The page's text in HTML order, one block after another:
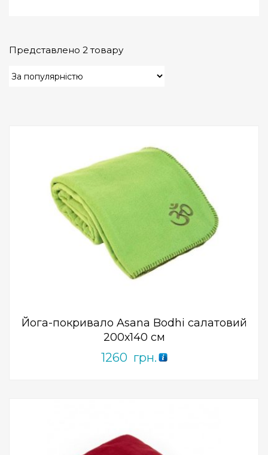
Представлено 2 товару
Йога-покривало Asana Bodhi салатовий
200х140 см
1260 грн.